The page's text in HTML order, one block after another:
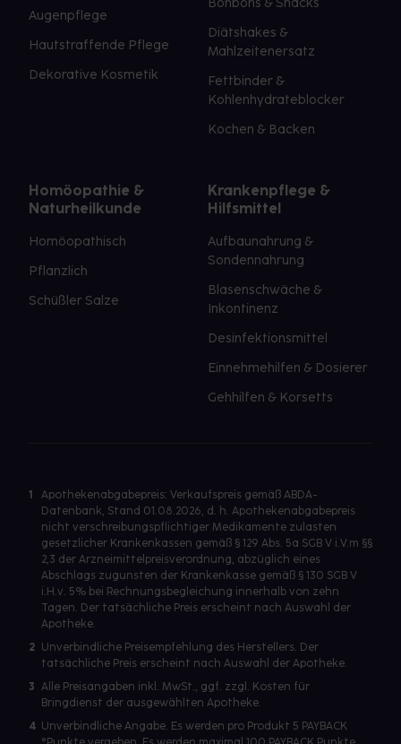
Augenpflege
Hautstraffende Pflege
Dekorative Kosmetik
Bonbons & Snacks
Diätshakes &
Mahlzeitenersatz
Fettbinder &
Kohlenhydrateblocker
Kochen & Backen
Homöopathie &
Naturheilkunde
Homöopathisch
Pflanzlich
Schüßler Salze
Krankenpflege &
Hilfsmittel
Aufbaunahrung &
Sondennahrung
Blasenschwäche &
Inkontinenz
Desinfektionsmittel
Einnehmehilfen & Dosierer
Gehhilfen & Korsetts
1
Apothekenabgabepreis: Verkaufspreis gemäß ABDA-
Datenbank, Stand 01.08.2026, d. h. Apothekenabgabepreis
nicht verschreibungspflichtiger Medikamente zulasten
gesetzlicher Krankenkassen gemäß § 129 Abs. 5a SGB V i.V.m §§
2,3 der Arzneimittelpreisverordnung, abzüglich eines
Abschlags zugunsten der Krankenkasse gemäß § 130 SGB V
i.H.v. 5% bei Rechnungsbegleichung innerhalb von zehn
Tagen. Der tatsächliche Preis erscheint nach Auswahl der
Apotheke.
2 Unverbindliche Preisempfehlung des Herstellers. Der
tatsächliche Preis erscheint nach Auswahl der Apotheke.
3 Alle Preisangaben inkl. MwSt., ggf. zzgl. Kosten für
Bringdienst der ausgewählten Apotheke.
4 Unverbindliche Angabe. Es werden pro Produkt 5 PAYBACK